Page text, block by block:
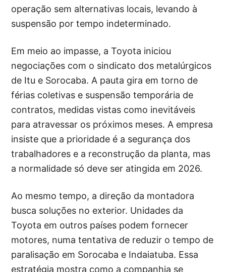
operação sem alternativas locais, levando à
suspensão por tempo indeterminado.
Em meio ao impasse, a Toyota iniciou
negociações com o sindicato dos metalúrgicos
de Itu e Sorocaba. A pauta gira em torno de
férias coletivas e suspensão temporária de
contratos, medidas vistas como inevitáveis
para atravessar os próximos meses. A empresa
insiste que a prioridade é a segurança dos
trabalhadores e a reconstrução da planta, mas
a normalidade só deve ser atingida em 2026.
Ao mesmo tempo, a direção da montadora
busca soluções no exterior. Unidades da
Toyota em outros países podem fornecer
motores, numa tentativa de reduzir o tempo de
paralisação em Sorocaba e Indaiatuba. Essa
estratégia mostra como a companhia se